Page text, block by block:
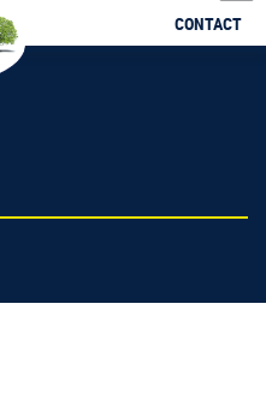
CONTACT